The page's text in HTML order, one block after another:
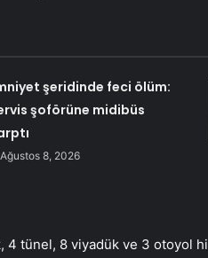
şeridinde feci ölüm:
şoförüne midibüs
Ağustos 8, 2026
4 tünel, 8 viyadük ve 3 otoyol